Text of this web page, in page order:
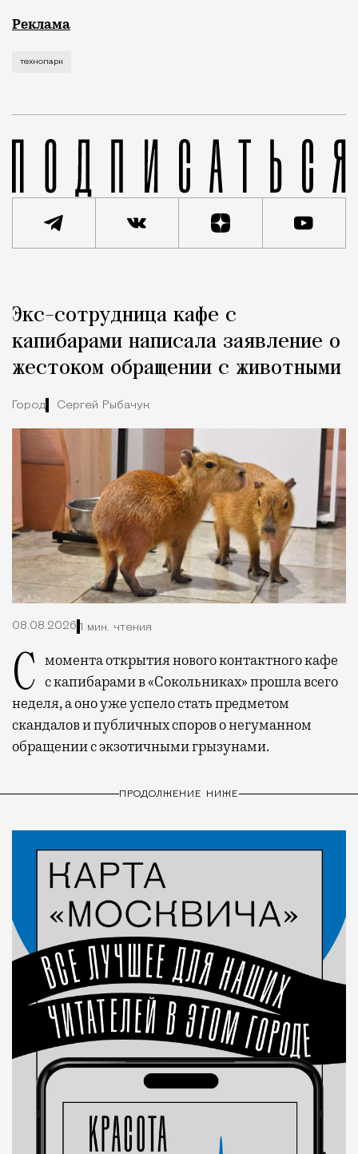
Рекламные кампании техники редко выходят за
Реклама
технопарк
Город
Экс-сотрудница кафе с
капибарами написала заявление о
жестоком обращении с животными
Город Сергей Рыбачук
08.08.2026 1 мин. чтения
С момента открытия нового контактного кафе с капибарами в «Сокольниках» прошла всего
неделя, а оно уже успело стать предметом
скандалов и публичных споров о негуманном
обращении с экзотичными грызунами.
ПРОДОЛЖЕНИЕ НИЖЕ